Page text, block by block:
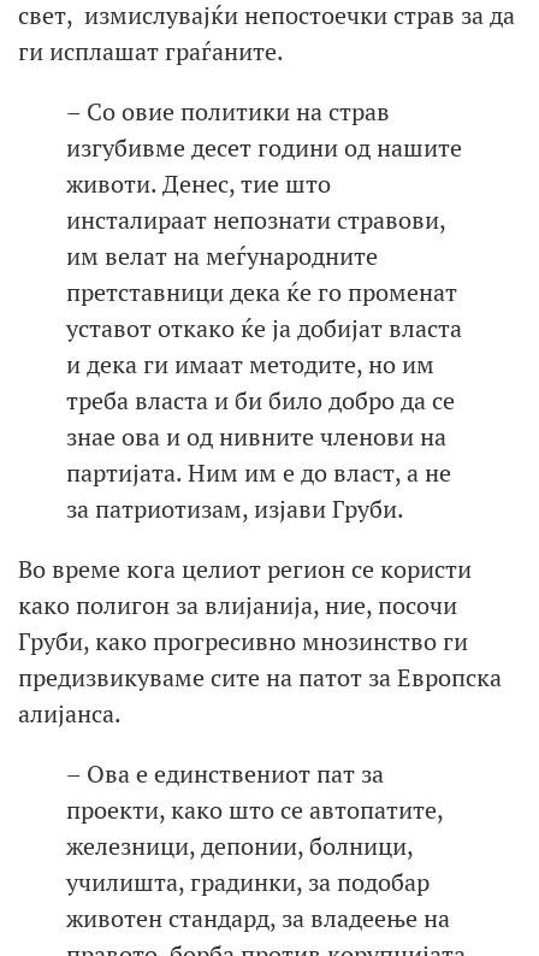
свет, измислувајќи непостоечки страв за да
ги исплашат граѓаните.
– Со овие политики на страв
изгубивме десет години од нашите
животи. Денес, тие што
инсталираат непознати стравови,
им велат на меѓународните
претставници дека ќе го променат
уставот откако ќе ја добијат власта
и дека ги имаат методите, но им
треба власта и би било добро да се
знае ова и од нивните членови на
партијата. Ним им е до власт, а не
за патриотизам, изјави Груби.
Во време кога целиот регион се користи
како полигон за влијанија, ние, посочи
Груби, како прогресивно мнозинство ги
предизвикуваме сите на патот за Европска
алијанса.
– Ова е единствениот пат за
проекти, како што се автопатите,
железници, депонии, болници,
училишта, градинки, за подобар
животен стандард, за владеење на